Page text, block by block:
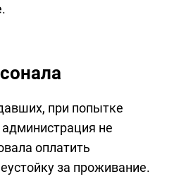
при попытке
не
оплатить
за проживание.